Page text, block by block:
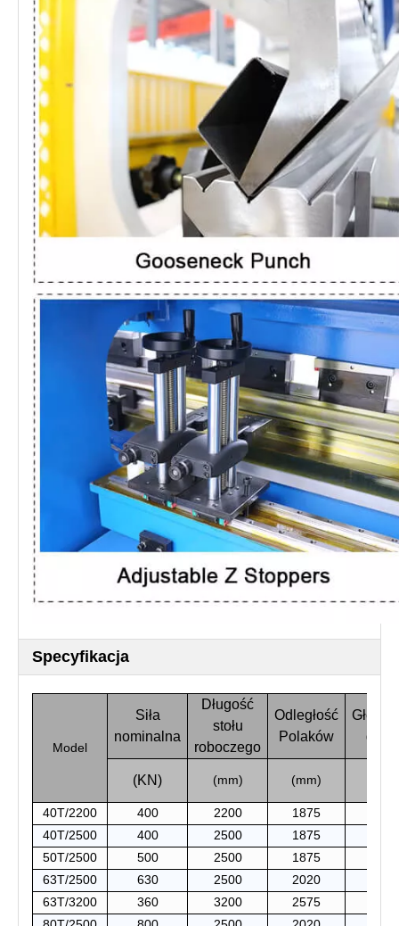
Specyfikacja
Model
Siła
nominalna
Długość
stołu
roboczego
Odległość
Polaków
(KN) (mm) (mm)
40T/2200 400 2200 1875
40T/2500
400 2500 1875
50T/2500
500 2500 1875
63T/2500
630 2500 2020
63T/3200
360 3200 2575